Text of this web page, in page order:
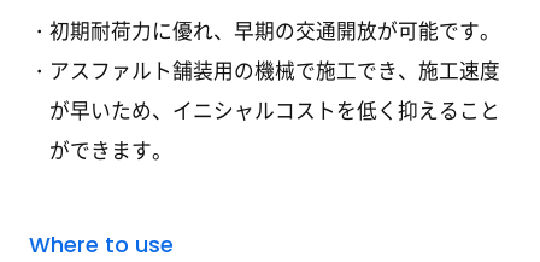
初期耐荷力に優れ、早期の交通開放が可能です。
アスファルト舗装用の機械で施工でき、施工速度
が早いため、イニシャルコストを低く抑えること
ができます。
Where to use